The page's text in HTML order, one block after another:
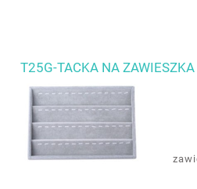
T25G-TACKA NA ZAWIESZKA